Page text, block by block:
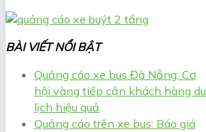
BÀI VIẾT NỔI BẬT
Quảng cáo xe bus Đà Nẵng: Cơ
hội vàng tiếp cận khách hàng du
lịch hiệu quả
Quảng cáo trên xe bus: Báo giá